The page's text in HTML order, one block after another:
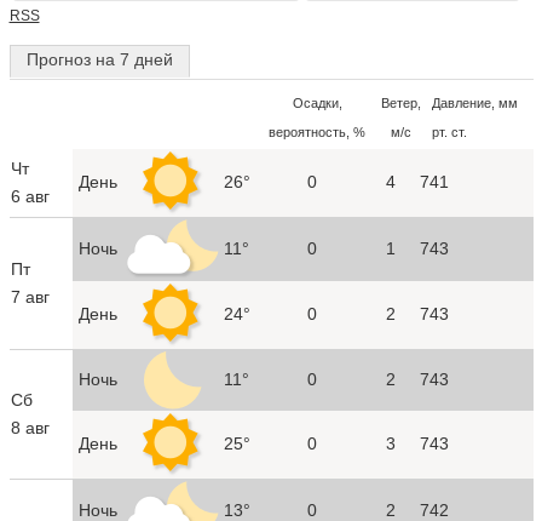
RSS
Прогноз на 7 дней
Осадки,
вероятность, %
Ветер,
м/с
Давление, мм
рт. ст.
Чт
6 авг
День 26° 0 4 741
Пт
7 авг
Ночь 11° 0 1 743
День 24° 0 2 743
Сб
8 авг
Ночь 11° 0 2 743
День 25° 0 3 743
Ночь 13° 0 2 742